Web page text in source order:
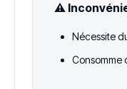
⚠️
Nécessite
Consomme